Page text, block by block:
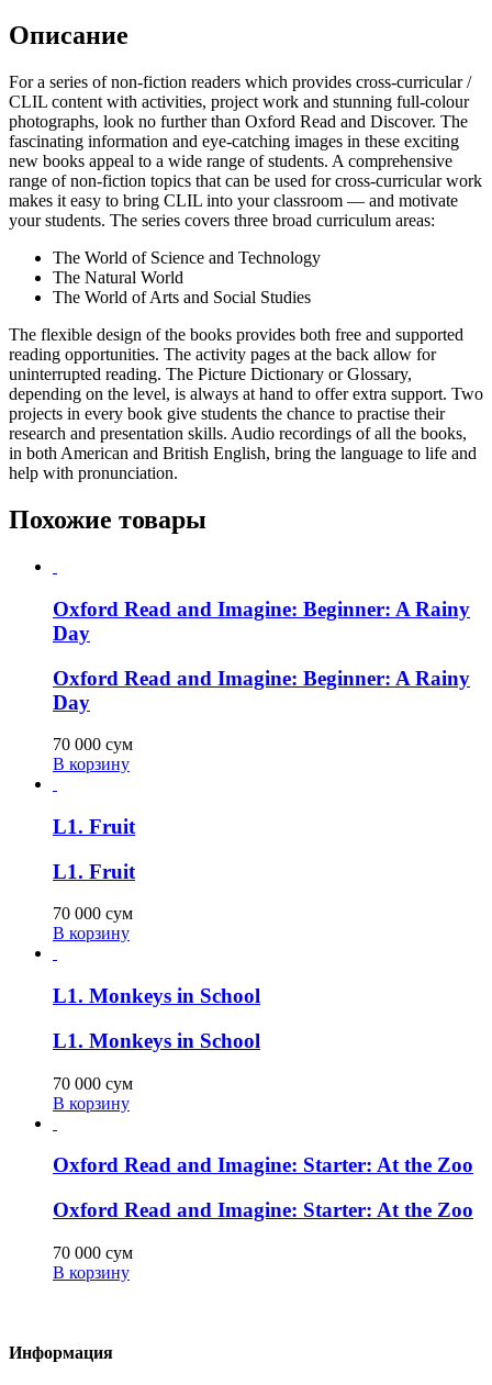
Описание
For a series of non-fiction readers which provides cross-curricular /
CLIL content with activities, project work and stunning full-colour
photographs, look no further than Oxford Read and Discover. The
fascinating information and eye-catching images in these exciting
new books appeal to a wide range of students. A comprehensive
range of non-fiction topics that can be used for cross-curricular work
makes it easy to bring CLIL into your classroom — and motivate
your students. The series covers three broad curriculum areas:
The World of Science and Technology
The Natural World
The World of Arts and Social Studies
The flexible design of the books provides both free and supported
reading opportunities. The activity pages at the back allow for
uninterrupted reading. The Picture Dictionary or Glossary,
depending on the level, is always at hand to offer extra support. Two
projects in every book give students the chance to practise their
research and presentation skills. Audio recordings of all the books,
in both American and British English, bring the language to life and
help with pronunciation.
Похожие товары
Oxford Read and Imagine: Beginner: A Rainy
Day
Oxford Read and Imagine: Beginner: A Rainy
Day
70 000 сум
В корзину
L1. Fruit
L1. Fruit
70 000 сум
В корзину
L1. Monkeys in School
L1. Monkeys in School
70 000 сум
В корзину
Oxford Read and Imagine: Starter: At the Zoo
Oxford Read and Imagine: Starter: At the Zoo
70 000 сум
В корзину
Информация